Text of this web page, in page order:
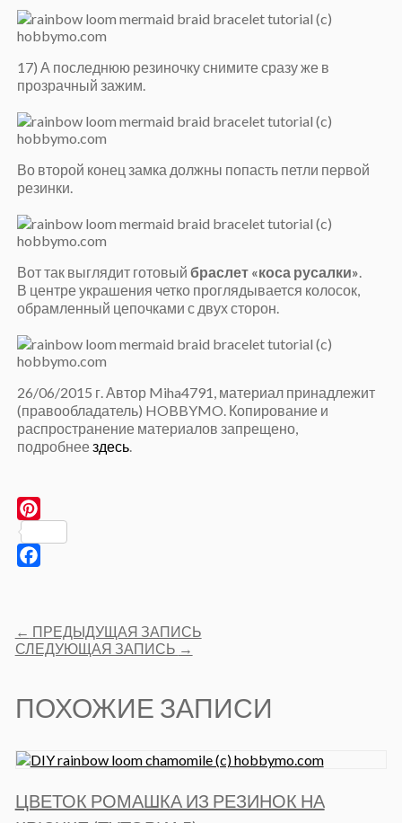
17) А последнюю резиночку снимите сразу же в
прозрачный зажим.
Во второй конец замка должны попасть петли первой
резинки.
Вот так выглядит готовый браслет «коса русалки».
В центре украшения четко проглядывается колосок,
обрамленный цепочками с двух сторон.
26/06/2015 г. Автор Miha4791, материал принадлежит
(правообладатель) HOBBYMO. Копирование и
распространение материалов запрещено,
подробнеездесь.
Post
navigation
← ПРЕДЫДУЩАЯ ЗАПИСЬ
СЛЕДУЮЩАЯ ЗАПИСЬ →
ПОХОЖИЕ ЗАПИСИ
ЦВЕТОК РОМАШКА ИЗ РЕЗИНОК НА